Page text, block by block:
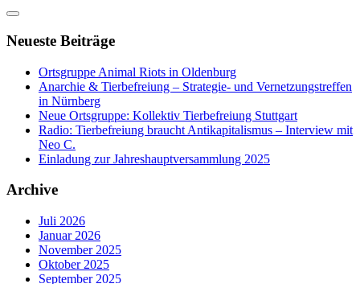
Neueste Beiträge
Ortsgruppe Animal Riots in Oldenburg
Anarchie & Tierbefreiung – Strategie- und Vernetzungstreffen
in Nürnberg
Neue Ortsgruppe: Kollektiv Tierbefreiung Stuttgart
Radio: Tierbefreiung braucht Antikapitalismus – Interview mit
Neo C.
Einladung zur Jahreshauptversammlung 2025
Archive
Juli 2026
Januar 2026
November 2025
Oktober 2025
September 2025